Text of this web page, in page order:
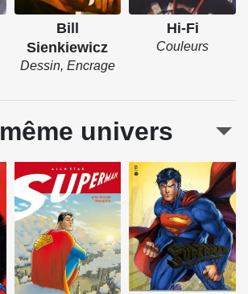
Bill
Sienkiewicz
Dessin, Encrage
Hi-Fi
Couleurs
univers